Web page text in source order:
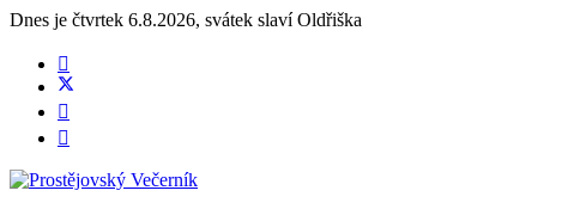
Dnes je čtvrtek 6.8.2026, svátek slavíOldřiška